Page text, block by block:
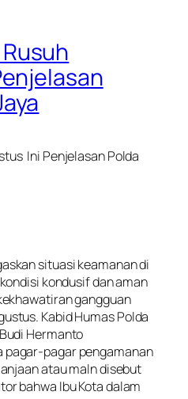
Ini Penjelasan Polda
situasi keamanan di
kondusif dan aman
gangguan
Kabid Humas Polda
Hermanto
pagar-pagar pengamanan
atau maln disebut
bahwa Ibu Kota dalam